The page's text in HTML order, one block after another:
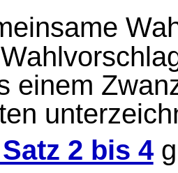
einem
2 bis 4